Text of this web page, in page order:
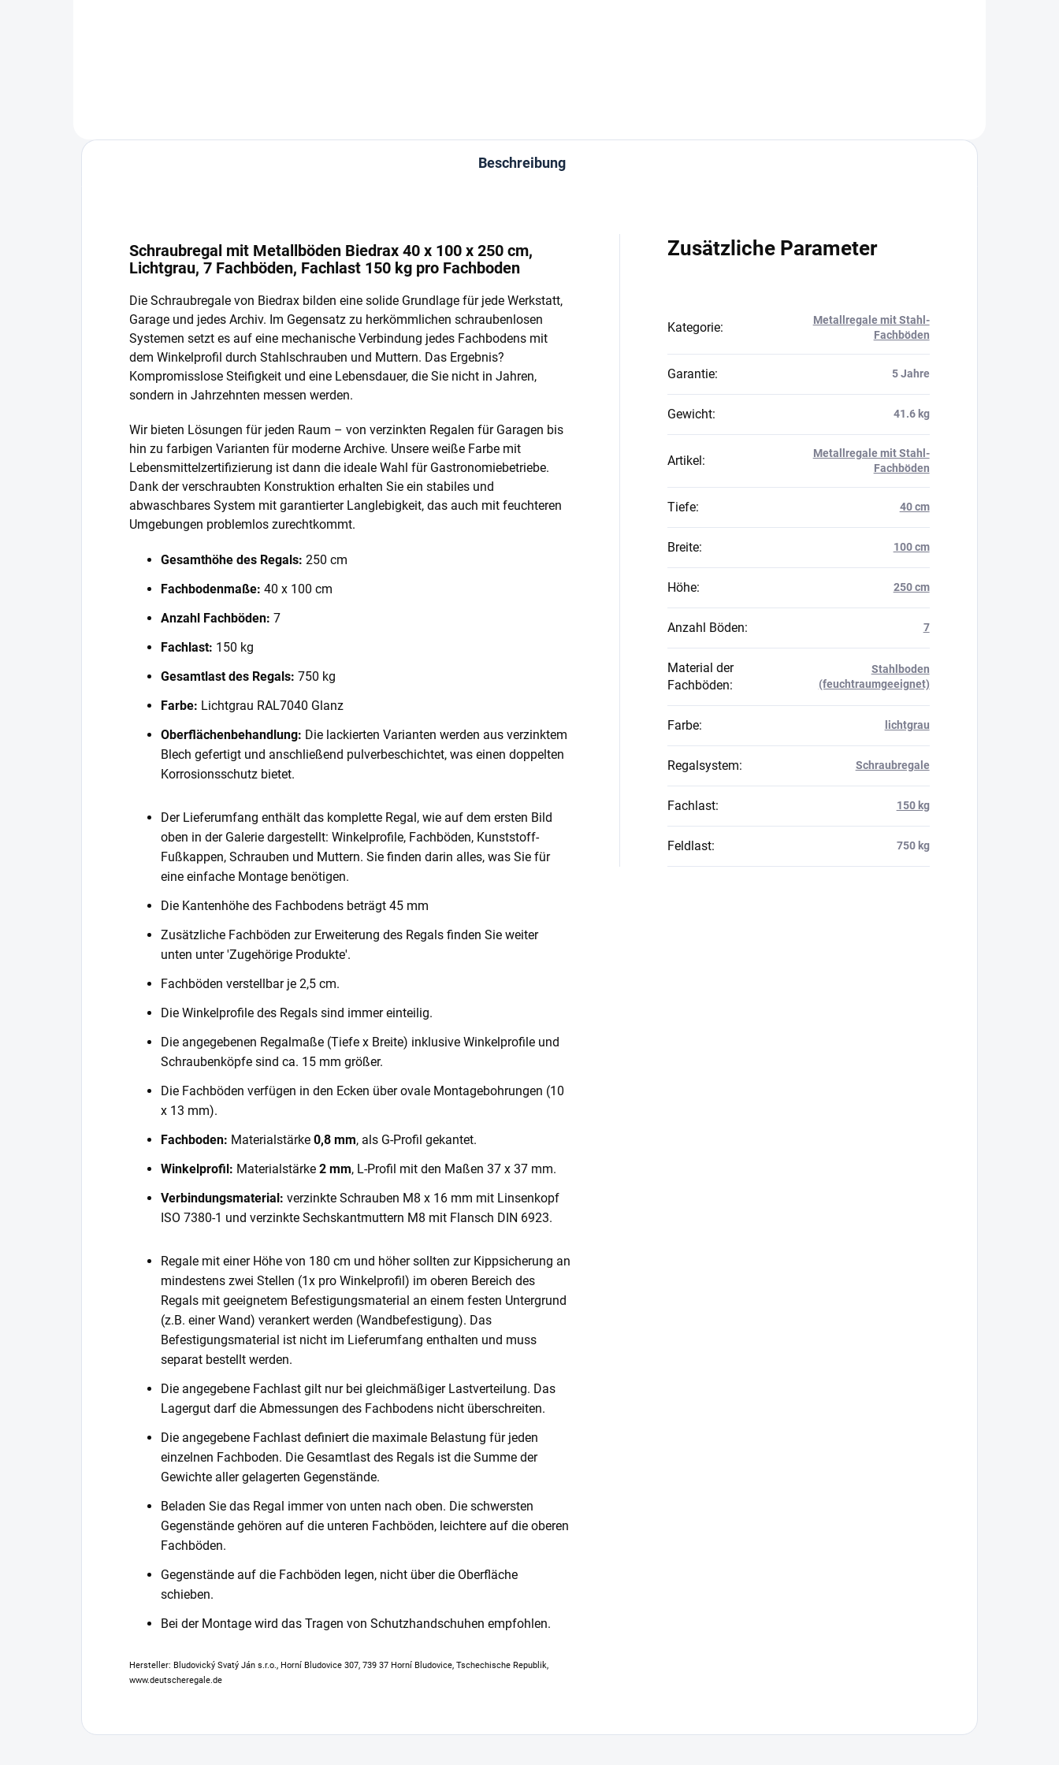
Beschreibung
Schraubregal mit Metallböden Biedrax 40 x 100 x 250 cm,
Lichtgrau, 7 Fachböden, Fachlast 150 kg pro Fachboden
Die Schraubregale von Biedrax bilden eine solide Grundlage für jede Werkstatt,
Garage und jedes Archiv. Im Gegensatz zu herkömmlichen schraubenlosen
Systemen setzt es auf eine mechanische Verbindung jedes Fachbodens mit
dem Winkelprofil durch Stahlschrauben und Muttern. Das Ergebnis?
Kompromisslose Steifigkeit und eine Lebensdauer, die Sie nicht in Jahren,
sondern in Jahrzehnten messen werden.
Wir bieten Lösungen für jeden Raum – von verzinkten Regalen für Garagen bis
hin zu farbigen Varianten für moderne Archive. Unsere weiße Farbe mit
Lebensmittelzertifizierung ist dann die ideale Wahl für Gastronomiebetriebe.
Dank der verschraubten Konstruktion erhalten Sie ein stabiles und
abwaschbares System mit garantierter Langlebigkeit, das auch mit feuchteren
Umgebungen problemlos zurechtkommt.
Gesamthöhe des Regals: 250 cm
Fachbodenmaße: 40 x 100 cm
Anzahl Fachböden: 7
Fachlast: 150 kg
Gesamtlast des Regals: 750 kg
Farbe: Lichtgrau RAL7040 Glanz
Oberflächenbehandlung: Die lackierten Varianten werden aus verzinktem
Blech gefertigt und anschließend pulverbeschichtet, was einen doppelten
Korrosionsschutz bietet.
Der Lieferumfang enthält das komplette Regal, wie auf dem ersten Bild
oben in der Galerie dargestellt: Winkelprofile, Fachböden, Kunststoff-
Fußkappen, Schrauben und Muttern. Sie finden darin alles, was Sie für
eine einfache Montage benötigen.
Die Kantenhöhe des Fachbodens beträgt 45 mm
Zusätzliche Fachböden zur Erweiterung des Regals finden Sie weiter
unten unter 'Zugehörige Produkte'.
Fachböden verstellbar je 2,5 cm.
Die Winkelprofile des Regals sind immer einteilig.
Die angegebenen Regalmaße (Tiefe x Breite) inklusive Winkelprofile und
Schraubenköpfe sind ca. 15 mm größer.
Die Fachböden verfügen in den Ecken über ovale Montagebohrungen (10
x 13 mm).
Fachboden: Materialstärke 0,8 mm, als G-Profil gekantet.
Winkelprofil: Materialstärke 2 mm, L-Profil mit den Maßen 37 x 37 mm.
Verbindungsmaterial: verzinkte Schrauben M8 x 16 mm mit Linsenkopf
ISO 7380-1 und verzinkte Sechskantmuttern M8 mit Flansch DIN 6923.
Regale mit einer Höhe von 180 cm und höher sollten zur Kippsicherung an
mindestens zwei Stellen (1x pro Winkelprofil) im oberen Bereich des
Regals mit geeignetem Befestigungsmaterial an einem festen Untergrund
(z.B. einer Wand) verankert werden (Wandbefestigung). Das
Befestigungsmaterial ist nicht im Lieferumfang enthalten und muss
separat bestellt werden.
Die angegebene Fachlast gilt nur bei gleichmäßiger Lastverteilung. Das
Lagergut darf die Abmessungen des Fachbodens nicht überschreiten.
Die angegebene Fachlast definiert die maximale Belastung für jeden
einzelnen Fachboden. Die Gesamtlast des Regals ist die Summe der
Gewichte aller gelagerten Gegenstände.
Beladen Sie das Regal immer von unten nach oben. Die schwersten
Gegenstände gehören auf die unteren Fachböden, leichtere auf die oberen
Fachböden.
Gegenstände auf die Fachböden legen, nicht über die Oberfläche
schieben.
Bei der Montage wird das Tragen von Schutzhandschuhen empfohlen.
Hersteller: Bludovický Svatý Ján s.r.o., Horní Bludovice 307, 739 37 Horní Bludovice, Tschechische Republik,
www.deutscheregale.de
Zusätzliche Parameter
Kategorie:
Metallregale mit Stahl-
Fachböden
Garantie: 5 Jahre
Gewicht: 41.6 kg
Artikel:
Metallregale mit Stahl-
Fachböden
Tiefe: 40 cm
Breite: 100 cm
Höhe: 250 cm
Anzahl Böden: 7
Material der
Fachböden:
Stahlboden
(feuchtraumgeeignet)
Farbe: lichtgrau
Regalsystem: Schraubregale
Fachlast: 150 kg
Feldlast: 750 kg